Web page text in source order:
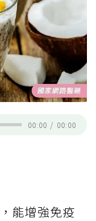
00:00 / 00:00
能增強免疫